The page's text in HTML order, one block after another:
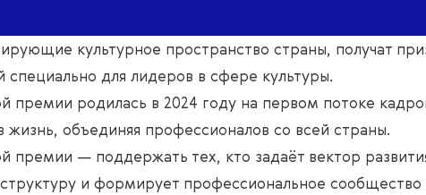
культурное пространство страны, получат
специально для лидеров в сфере культуры.
премии родилась в 2024 году на первом потоке
объединяя профессионалов со всей страны.
премии — поддержать тех, кто задаёт вектор
и формирует профессиональное сообщество